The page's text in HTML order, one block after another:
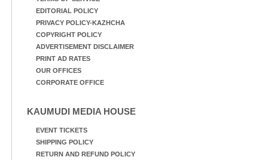
EDITORIAL POLICY
PRIVACY POLICY-KAZHCHA
COPYRIGHT POLICY
ADVERTISEMENT DISCLAIMER
PRINT AD RATES
OUR OFFICES
CORPORATE OFFICE
KAUMUDI MEDIA HOUSE
EVENT TICKETS
SHIPPING POLICY
RETURN AND REFUND POLICY